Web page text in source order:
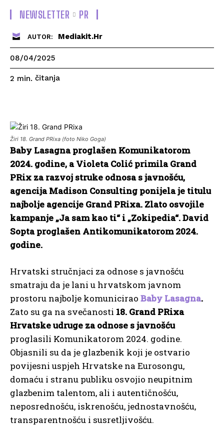
NEWSLETTER PR
AUTOR: Mediakit.hr
08/04/2025
2 min. čitanja
Žiri 18. Grand PRixa (foto Niko Goga)
Baby Lasagna proglašen Komunikatorom
2024. godine, a Violeta Colić primila Grand
PRix za razvoj struke odnosa s javnošću,
agencija Madison Consulting ponijela je titulu
najbolje agencije Grand PRixa. Zlato osvojile
kampanje „Ja sam kao ti“ i „Zokipedia“. David
Sopta proglašen Antikomunikatorom 2024.
godine.
Hrvatski stručnjaci za odnose s javnošću
smatraju da je lani u hrvatskom javnom
prostoru najbolje komunicirao Baby Lasagna.
Zato su ga na svečanosti 18. Grand PRixa
Hrvatske udruge za odnose s javnošću
proglasili Komunikatorom 2024. godine.
Objasnili su da je glazbenik koji je ostvario
povijesni uspjeh Hrvatske na Eurosongu,
domaću i stranu publiku osvojio neupitnim
glazbenim talentom, ali i autentičnošću,
neposrednošću, iskrenošću, jednostavnošću,
transparentnošću i susretljivošću.